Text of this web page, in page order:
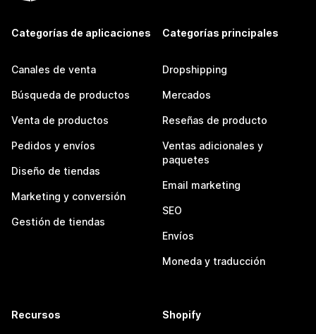
Categorías de aplicaciones
Canales de venta
Búsqueda de productos
Venta de productos
Pedidos y envíos
Diseño de tiendas
Marketing y conversión
Gestión de tiendas
Categorías principales
Dropshipping
Mercados
Reseñas de producto
Ventas adicionales y
paquetes
Email marketing
SEO
Envíos
Moneda y traducción
Recursos Shopify